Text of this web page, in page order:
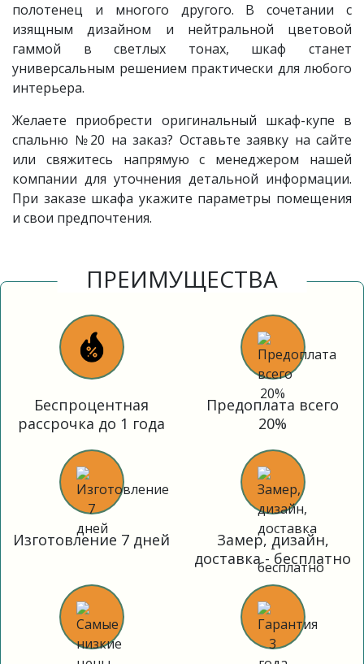
полотенец и многого другого. В сочетании с
изящным дизайном и нейтральной цветовой
гаммой в светлых тонах, шкаф станет
универсальным решением практически для любого
интерьера.
Желаете приобрести оригинальный шкаф-купе в
спальню №20 на заказ? Оставьте заявку на сайте
или свяжитесь напрямую с менеджером нашей
компании для уточнения детальной информации.
При заказе шкафа укажите параметры помещения
и свои предпочтения.
ПРЕИМУЩЕСТВА
Беспроцентная
рассрочка до 1 года
Предоплата всего
20%
Изготовление 7 дней
Замер, дизайн,
доставка - бесплатно